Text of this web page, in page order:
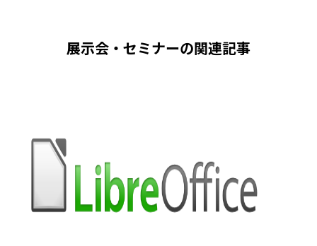
展示会・セミナーの関連記事